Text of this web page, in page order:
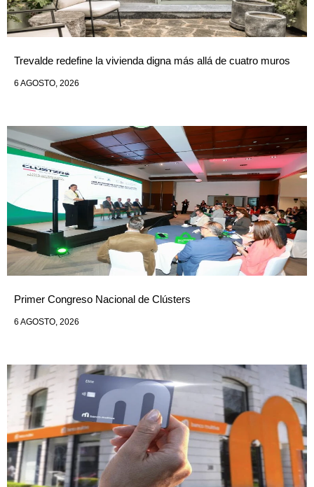
Trevalde redefine la vivienda digna más allá de cuatro muros
6 AGOSTO, 2026
Primer Congreso Nacional de Clústers
6 AGOSTO, 2026